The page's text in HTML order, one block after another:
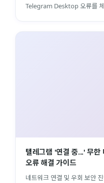
Telegram Desktop 오류를
텔레그램 '연결 중...' 무한
오류 해결 가이드
네트워크 연결 및 우회 보안